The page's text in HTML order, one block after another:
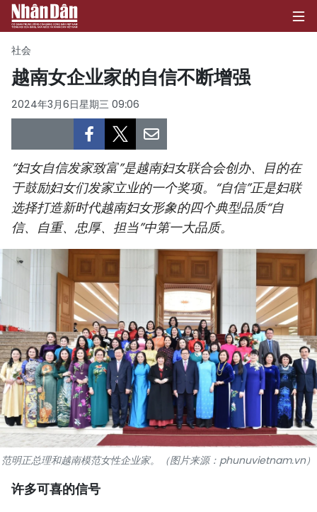
首页
政治
经济
社会
环保
文化
体育
国际
旅游
友谊桥梁
史海
多功能媒体
社会
越南女企业家的自信不断增强
2024年3月6日星期三 09:06
“妇女自信发家致富”是越南妇女联合会创办、目的在
于鼓励妇女们发家立业的一个奖项。“自信”正是妇联
选择打造新时代越南妇女形象的四个典型品质“自
信、自重、忠厚、担当”中第一大品质。
范明正总理和越南模范女性企业家。（图片来源：phunuvietnam.vn）
许多可喜的信号